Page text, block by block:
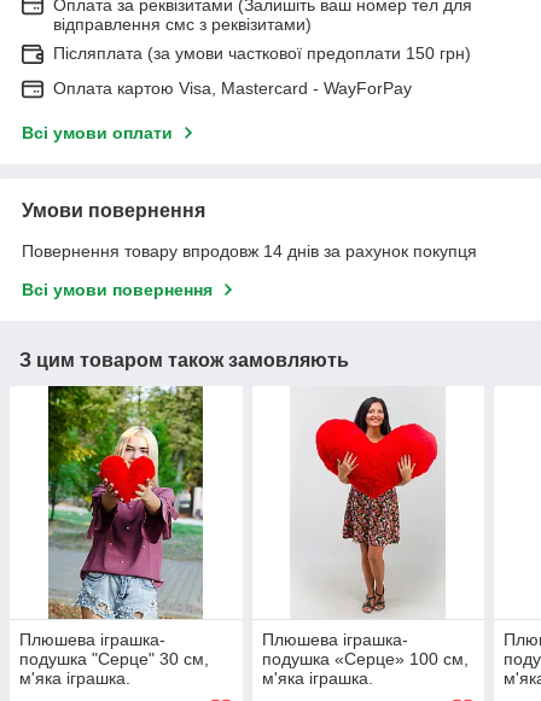
Оплата за реквізитами (Залишіть ваш номер тел для
відправлення смс з реквізитами)
Післяплата (за умови часткової предоплати 150 грн)
Оплата картою Visa, Mastercard - WayForPay
Всі умови оплати
Умови повернення
Повернення товару впродовж 14 днів за рахунок покупця
Всі умови повернення
З цим товаром також замовляють
Плюшева іграшка-
подушка "Серце" 30 см,
м'яка іграшка.
Плюшева іграшка-
подушка «Серце» 100 см,
м'яка іграшка.